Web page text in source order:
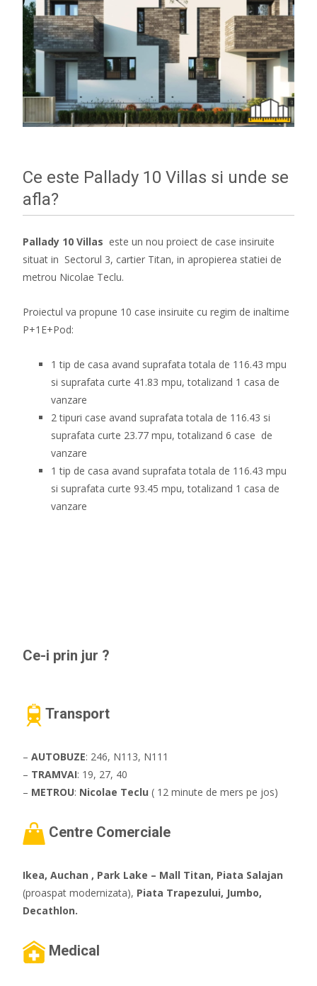
Ce este Pallady 10 Villas si unde se
afla?
Pallady 10 Villas este un nou proiect de case insiruite
situat in Sectorul 3, cartier Titan, in apropierea statiei de
metrou Nicolae Teclu.
Proiectul va propune 10 case insiruite cu regim de inaltime
P+1E+Pod:
1 tip de casa avand suprafata totala de 116.43 mpu
si suprafata curte 41.83 mpu, totalizand 1 casa de
vanzare
2 tipuri case avand suprafata totala de 116.43 si
suprafata curte 23.77 mpu, totalizand 6 case de
vanzare
1 tip de casa avand suprafata totala de 116.43 mpu
si suprafata curte 93.45 mpu, totalizand 1 casa de
vanzare
Ce-i prin jur ?
Transport
– AUTOBUZE: 246, N113, N111
– TRAMVAI: 19, 27, 40
– METROU: Nicolae Teclu ( 12 minute de mers pe jos)
Centre Comerciale
Ikea, Auchan , Park Lake – Mall Titan, Piata Salajan
(proaspat modernizata), Piata Trapezului, Jumbo,
Decathlon.
Medical